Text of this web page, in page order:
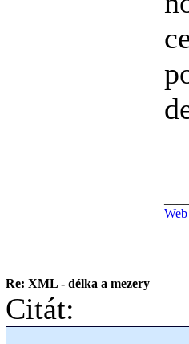
Web
Re: XML - délka a mezery
Citát: